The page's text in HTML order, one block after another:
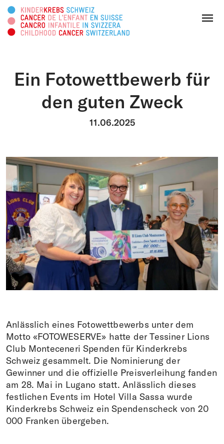
Menu
Survivorship
Infoplattform
Spenden
SPENDEN
DE FR EN IT
Diese Webseite durchsuchen
Ein Fotowettbewerb für
den guten Zweck
11.06.2025
Anlässlich eines Fotowettbewerbs unter dem
Motto «FOTOWESERVE» hatte der Tessiner Lions
Club Monteceneri Spenden für Kinderkrebs
Schweiz gesammelt. Die Nominierung der
Gewinner und die offizielle Preisverleihung fanden
am 28. Mai in Lugano statt. Anlässlich dieses
festlichen Events im Hotel Villa Sassa wurde
Kinderkrebs Schweiz ein Spendenscheck von 20
000 Franken übergeben.